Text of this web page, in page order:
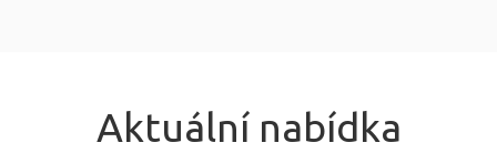
Aktuální nabídka